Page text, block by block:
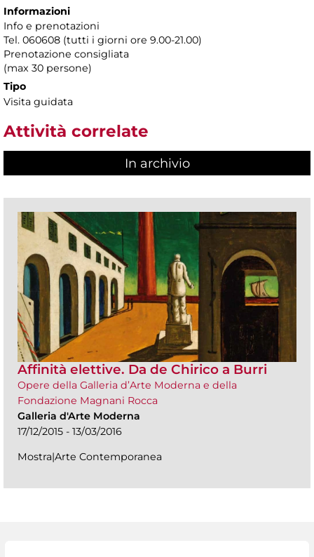
Informazioni
Info e prenotazioni
Tel. 060608 (tutti i giorni ore 9.00-21.00)
Prenotazione consigliata
(max 30 persone)
Tipo
Visita guidata
Attività correlate
In archivio
Affinità elettive. Da de Chirico a Burri
Opere della Galleria d’Arte Moderna e della
Fondazione Magnani Rocca
Galleria d'Arte Moderna
17/12/2015 - 13/03/2016
Mostra|Arte Contemporanea